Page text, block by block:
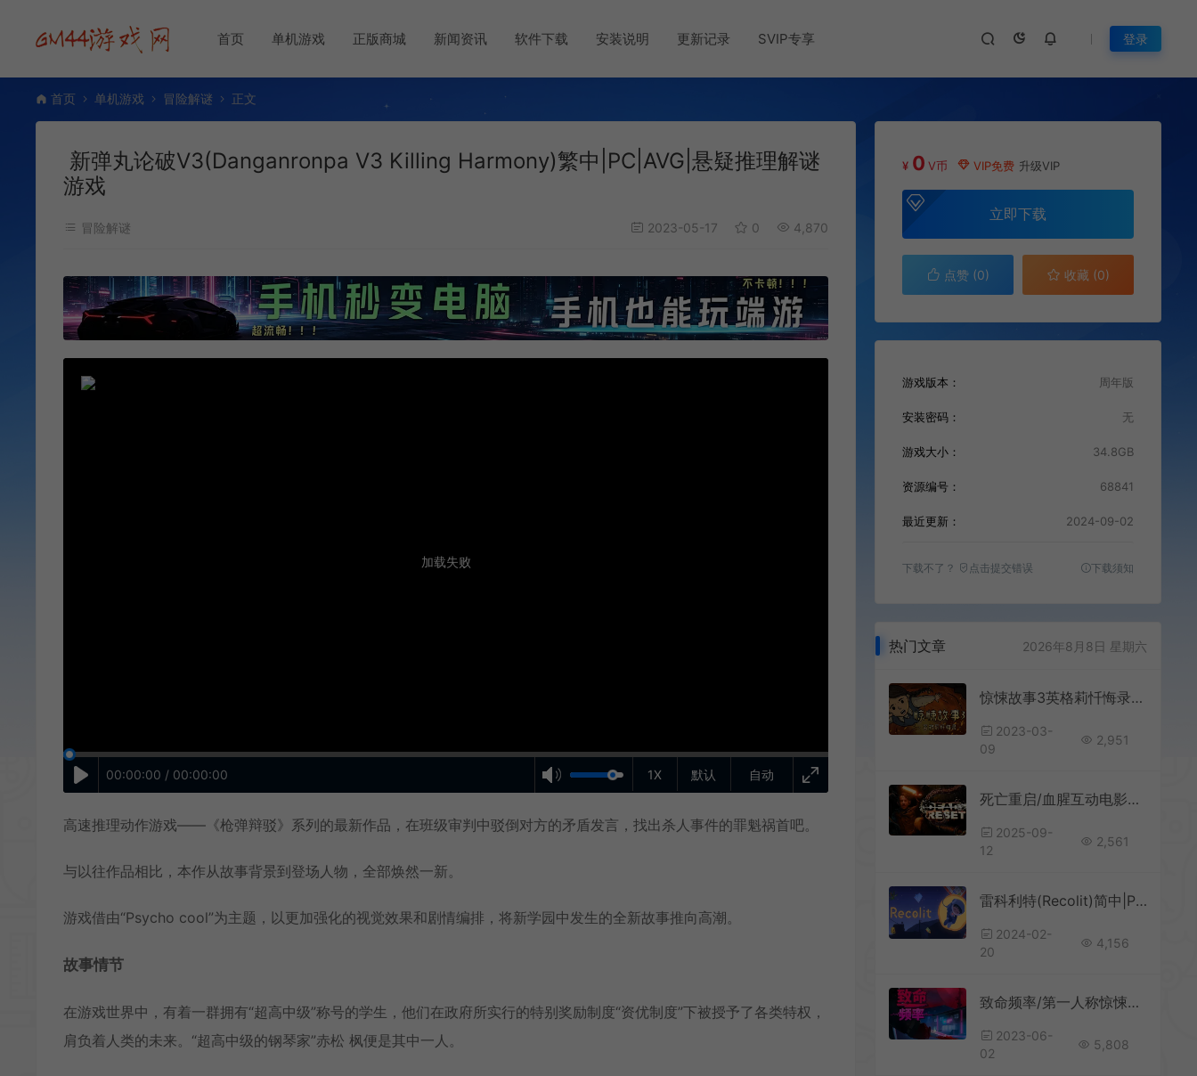
首页 单机游戏 正版商城 新闻资讯 软件下载 安装说明 更新记录 SVIP专享 登录
首页 单机游戏 冒险解谜 正文
新弹丸论破V3(Danganronpa V3 Killing Harmony)繁中|PC|AVG|悬疑推理解谜
游戏
冒险解谜 2023-05-17 0 4,870
自动
1X 默认
00:00:00 / 00:00:00
加载失败
高速推理动作游戏——《枪弹辩驳》系列的最新作品，在班级审判中驳倒对方的矛盾发言，找出杀人事件的罪魁祸首吧。
与以往作品相比，本作从故事背景到登场人物，全部焕然一新。
游戏借由“Psycho cool”为主题，以更加强化的视觉效果和剧情编排，将新学园中发生的全新故事推向高潮。
故事情节
在游戏世界中，有着一群拥有“超高中级”称号的学生，他们在政府所实行的特别奖励制度“资优制度”下被授予了各类特权，
肩负着人类的未来。“超高中级的钢琴家”赤松 枫便是其中一人。
¥ 0 V币 VIP免费 升级VIP
立即下载
点赞 (0) 收藏 (0)
游戏版本： 周年版
安装密码： 无
游戏大小： 34.8GB
资源编号： 68841
最近更新： 2024-09-02
下载不了？ 点击提交错误 下载须知
热门文章 2026年8月8日 星期六
惊悚故事3英格莉忏悔录(Creepy Tale 3: Ingrid Penance)简中|PC|AVG|黑暗童话解谜游戏
2023-03-
09
2,951
死亡重启/血腥互动电影叙事游戏 Dead Reset 下载
2025-09-
12
2,561
雷科利特(Recolit)简中|PC|AVG|横版解谜冒险游戏
2024-02-
20
4,156
致命频率/第一人称惊悚冒险游戏 Killer Frequency 下载
2023-06-
02
5,808